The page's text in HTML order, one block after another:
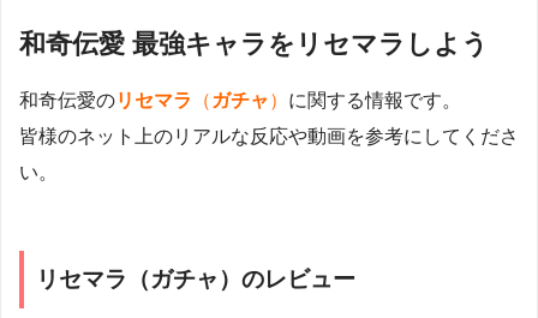
和奇伝愛 最強キャラをリセマラしよう
和奇伝愛のリセマラ （ガチャ ） に関する情報です。
皆様のネット上のリアルな反応や動画を参考にしてくださ
い。
リセマラ（ガチャ）のレビュー